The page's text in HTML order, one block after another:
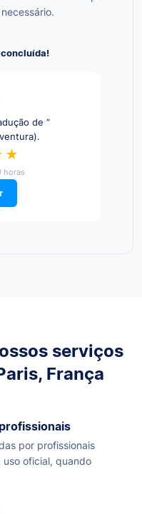
de “
horas
serviços
França
por profissionais
oficial, quando